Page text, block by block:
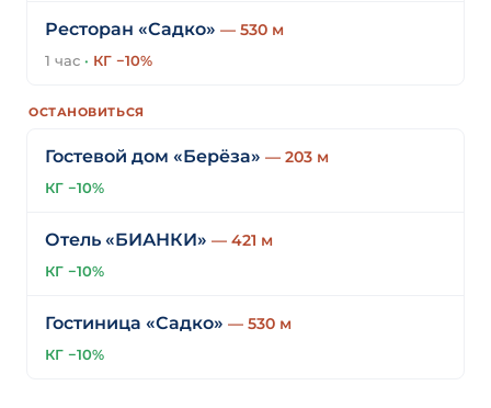
Ресторан «Садко» — 530 м
1 час · КГ −10%
ОСТАНОВИТЬСЯ
Гостевой дом «Берёза» — 203 м
КГ −10%
Отель «БИАНКИ» — 421 м
КГ −10%
Гостиница «Садко» — 530 м
КГ −10%